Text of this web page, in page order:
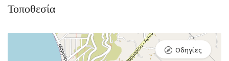
Τοποθεσία
Οδηγίες